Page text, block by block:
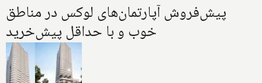
پیش‌فروش آپارتمان‌های لوکس در مناطق
خوب و با حداقل پیش‌خرید